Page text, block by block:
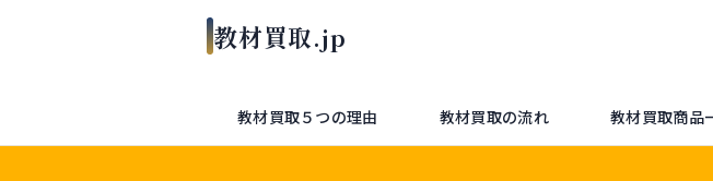
教材買取５つの理由 教材買取の流れ 教材買取商品